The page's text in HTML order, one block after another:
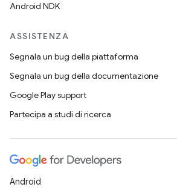
Android NDK
ASSISTENZA
Segnala un bug della piattaforma
Segnala un bug della documentazione
Google Play support
Partecipa a studi di ricerca
Android